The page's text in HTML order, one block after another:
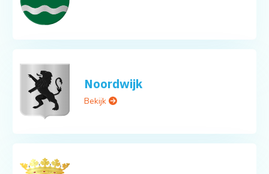
Noordwijk
Bekijk